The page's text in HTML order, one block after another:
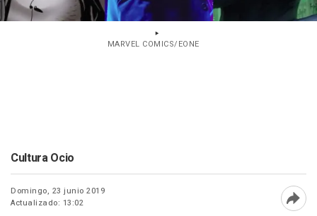
MARVEL COMICS/EONE
Cultura Ocio
Domingo, 23 junio 2019
Actualizado: 13:02